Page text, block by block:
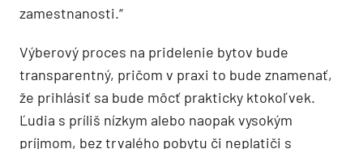
zamestnanosti.“
Výberový proces na pridelenie bytov bude
transparentný, pričom v praxi to bude znamenať,
že prihlásiť sa bude môcť prakticky ktokoľvek.
Ľudia s príliš nízkym alebo naopak vysokým
príjmom, bez trvalého pobytu či neplatiči s